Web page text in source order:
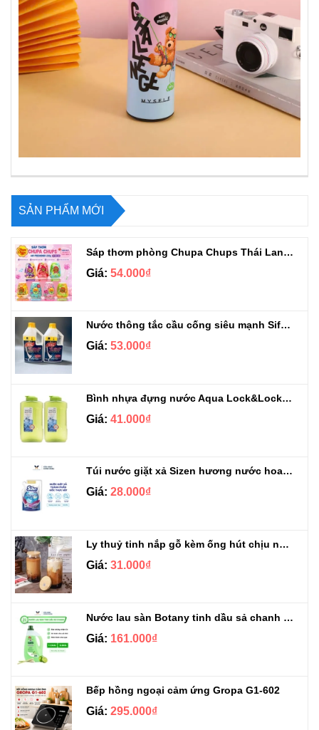
SẢN PHẨM MỚI
Sáp thơm phòng Chupa Chups Thái Lan 230g
Giá: 54.000₫
Nước thông tắc cầu cống siêu mạnh Sifa 1.4kg
Giá: 53.000₫
Bình nhựa đựng nước Aqua Lock&Lock 2.1L
Giá: 41.000₫
Túi nước giặt xả Sizen hương nước hoa 500 ml
Giá: 28.000₫
Ly thuỷ tinh nắp gỗ kèm ống hút chịu nhiệt 500ml
Giá: 31.000₫
Nước lau sàn Botany tinh dầu sả chanh chai 3.9kg
Giá: 161.000₫
Bếp hồng ngoại cảm ứng Gropa G1-602
Giá: 295.000₫